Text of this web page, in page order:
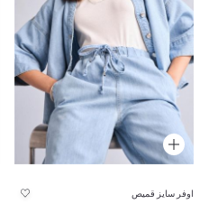
اوفر سايز قميص